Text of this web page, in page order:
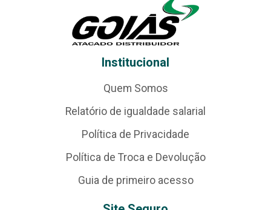
Institucional
Quem Somos
Relatório de igualdade salarial
Política de Privacidade
Política de Troca e Devolução
Guia de primeiro acesso